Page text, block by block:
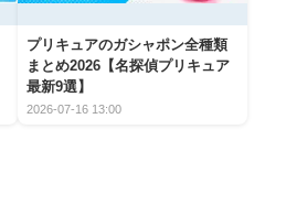
プリキュアのガシャポン全種類
まとめ2026【名探偵プリキュア
最新9選】
2026-07-16 13:00